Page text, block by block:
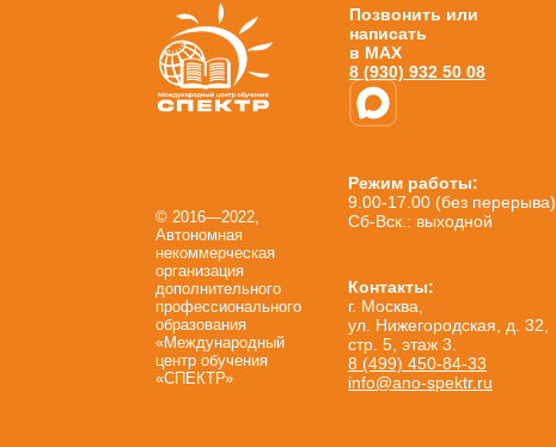
Режим работы:
9.00-17.00 (без перерыва)
Сб-Вск.: выходной
Позвонить или
написать
в MAX
8 (930) 932 50 08
Контакты:
г. Москва,
ул. Нижегородская, д. 32,
стр. 5, этаж 3.
8 (499) 450-84-33
info@ano-spektr.ru
© 2016—2022,
Автономная
некоммерческая
организация
дополнительного
профессионального
образования
«Международный
центр обучения
«СПЕКТР»